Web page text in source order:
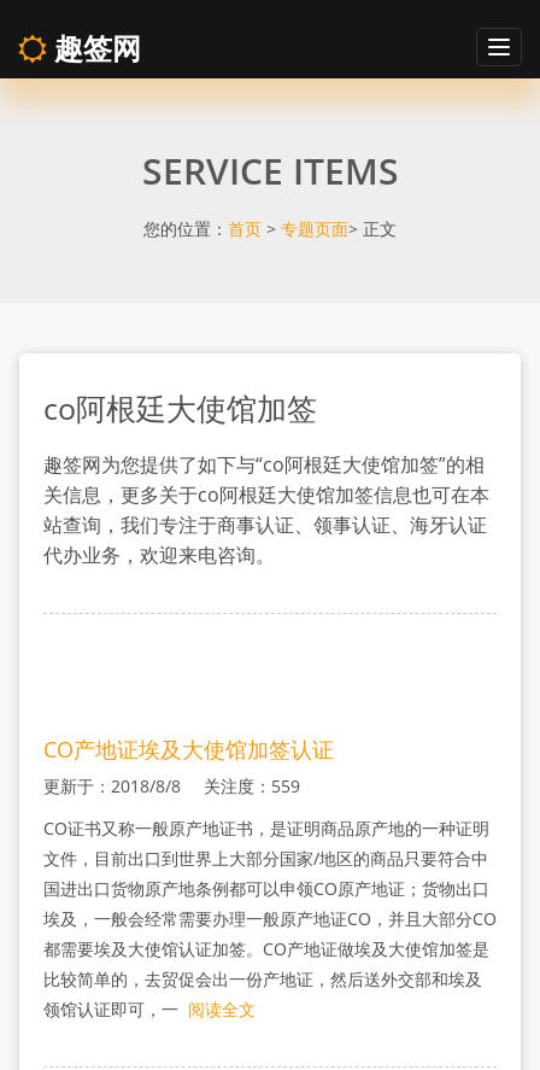
co
大
使
馆
加
签
趣签网
SERVICE ITEMS
您的位置： 首页 > 专题页面> 正文
co阿根廷大使馆加签
趣签网为您提供了如下与“co阿根廷大使馆加签”的相
关信息，更多关于co阿根廷大使馆加签信息也可在本
站查询，我们专注于商事认证、领事认证、海牙认证
代办业务，欢迎来电咨询。
CO产地证埃及大使馆加签认证
更新于：2018/8/8 关注度：559
CO证书又称一般原产地证书，是证明商品原产地的一种证明
文件，目前出口到世界上大部分国家/地区的商品只要符合中
国进出口货物原产地条例都可以申领CO原产地证；货物出口
埃及，一般会经常需要办理一般原产地证CO，并且大部分CO
都需要埃及大使馆认证加签。CO产地证做埃及大使馆加签是
比较简单的，去贸促会出一份产地证，然后送外交部和埃及
领馆认证即可，一 阅读全文